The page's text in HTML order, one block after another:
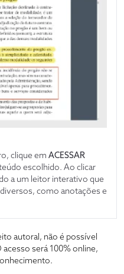
clique em ACESSAR
escolhido. Ao clicar
a um leitor interativo que
como anotações e
autoral, não é possível
será 100% online,